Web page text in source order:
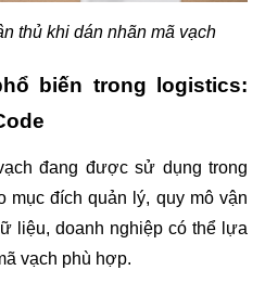
thủ khi dán nhãn mã vạch
biến trong logistics:
đang được sử dụng trong
mục đích quản lý, quy mô vận
liệu, doanh nghiệp có thể lựa
vạch phù hợp.